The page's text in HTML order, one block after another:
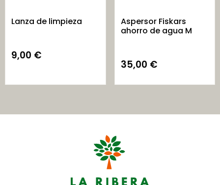
Lanza de limpieza
9,00 €
Aspersor Fiskars
ahorro de agua M
35,00 €